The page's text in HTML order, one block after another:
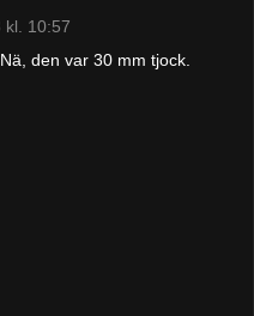
kl. 10:57
den var 30 mm tjock.